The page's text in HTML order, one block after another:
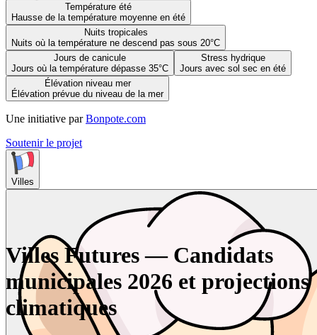
Température été
Hausse de la température moyenne en été
Nuits tropicales
Nuits où la température ne descend pas sous 20°C
Jours de canicule
Jours où la température dépasse 35°C
Stress hydrique
Jours avec sol sec en été
Élévation niveau mer
Élévation prévue du niveau de la mer
Une initiative par Bonpote.com
Soutenir le projet
Villes
Villes Futures — Candidats
municipales 2026 et projections
climatiques